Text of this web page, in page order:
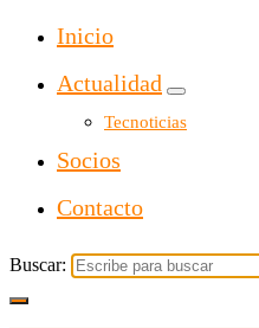
Yacal micro hosting
Inicio
Actualidad
Tecnoticias
Socios
Contacto
Buscar: